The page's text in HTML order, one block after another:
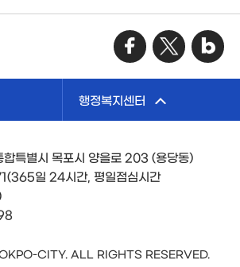
행정복지센터
특별시 목포시 양을로 203 (용당동)
일 24시간, 평일점심시간
CITY. ALL RIGHTS RESERVED.